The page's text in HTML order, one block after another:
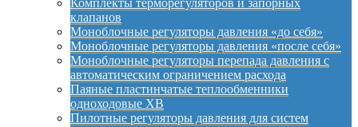
Комплекты терморегуляторов и запорных
клапанов
Моноблочные регуляторы давления «до себя»
Моноблочные регуляторы давления «после себя»
Моноблочные регуляторы перепада давления с
автоматическим ограничением расхода
Паяные пластинчатые теплообменники
одноходовые XB
Пилотные регуляторы давления для систем